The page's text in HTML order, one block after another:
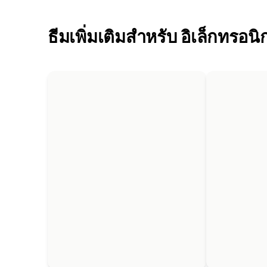
ธีมเพิ่มเติมสำหรับ อิเล็กทรอนิ